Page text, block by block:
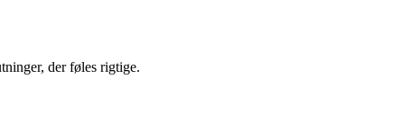
der føles rigtige.